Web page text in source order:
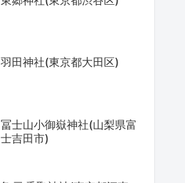
羽田神社(東京都大田区)
冨士山小御嶽神社(山梨県富
士吉田市)